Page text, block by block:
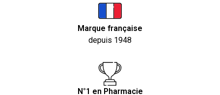
Marque française
depuis 1948
N°1 en Pharmacie